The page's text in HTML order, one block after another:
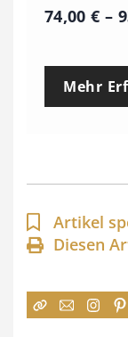
74,00€ –
Mehr
Artikel
Diesen